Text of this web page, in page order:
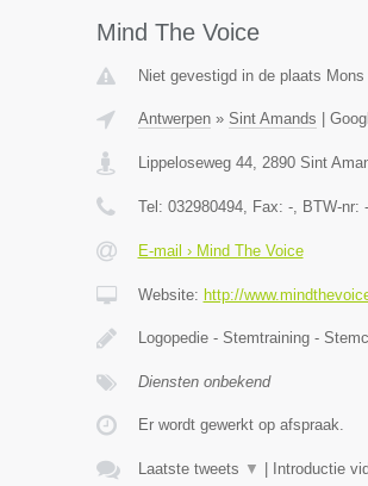
Mind The Voice
Niet gevestigd in de plaats
Antwerpen» Sint Amands
Lippeloseweg 44, 2890 Sint
Tel: 032980494, Fax: -, BTW-nr: -
E-mail › Mind The Voice
Website: http://
Logopedie - Stemtraining -
Diensten onbekend
Er wordt gewerkt op afspraak.
Laatste tweets ▼ Introductie